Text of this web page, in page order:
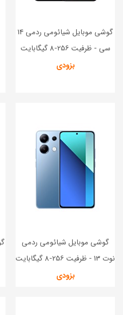
گوشی موبایل شیائومی ردمی 14
سی - ظرفیت 256-8 گیگابایت
بزودی
گوشی موبایل شیائومی ردمی
نوت 13 - ظرفیت 256-8 گیگابایت
بزودی